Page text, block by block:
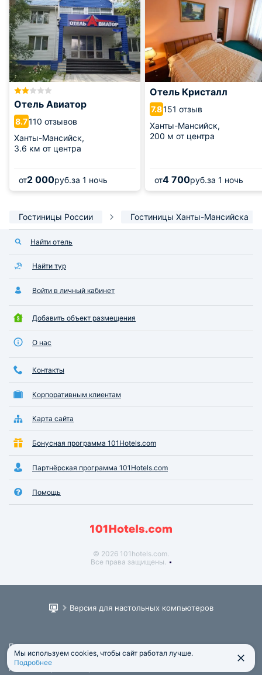
Отель Авиатор
8.7110 отзывов
Ханты-Мансийск,
3.6 км от центра
от2 000руб.за 1 ночь
Отель Кристалл
7.8151 отзыв
Ханты-Мансийск,
200 м от центра
от4 700руб.за 1 ночь
Гостиницы России Гостиницы Ханты-Мансийска
Найти отель
Найти тур
Войти в личный кабинет
Добавить объект размещения
О нас
Контакты
Корпоративным клиентам
Карта сайта
Бонусная программа 101Hotels.com
Партнёрская программа 101Hotels.com
Помощь
© 2026 101hotels.com.
Все права защищены.
Версия для настольных компьютеров
Пользовательское соглашение
Юридическая информация
Политика обработки персональных данных
Мы используем cookies, чтобы сайт работал лучше.
Подробнее